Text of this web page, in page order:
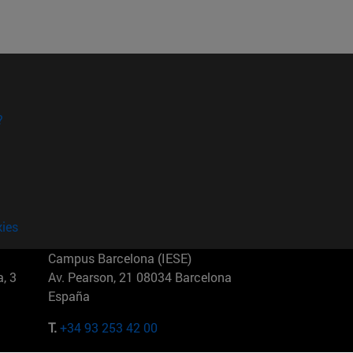
3
Campus Barcelona (IESE)
Av. Pearson, 21 08034 Barcelona
España
T.+34 93 253 42 00